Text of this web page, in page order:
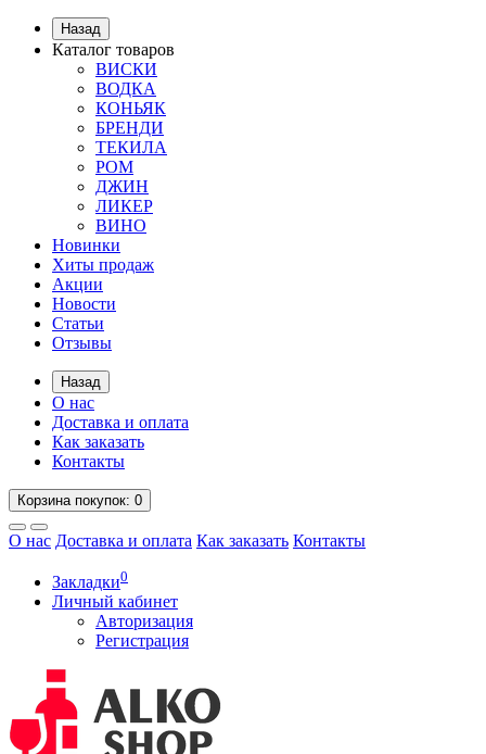
Назад
Каталог товаров
ВИСКИ
ВОДКА
КОНЬЯК
БРЕНДИ
ТЕКИЛА
РОМ
ДЖИН
ЛИКЕР
ВИНО
Новинки
Хиты продаж
Акции
Новости
Статьи
Отзывы
Назад
О нас
Доставка и оплата
Как заказать
Контакты
Корзинапокупок: 0
О нас Доставка и оплата Как заказать Контакты
Закладки0
Личный кабинет
Авторизация
Регистрация